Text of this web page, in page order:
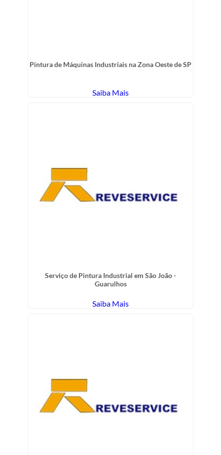
Pintura de Máquinas Industriais na Zona Oeste de SP
Saiba Mais
Serviço de Pintura Industrial em São João -
Guarulhos
Saiba Mais